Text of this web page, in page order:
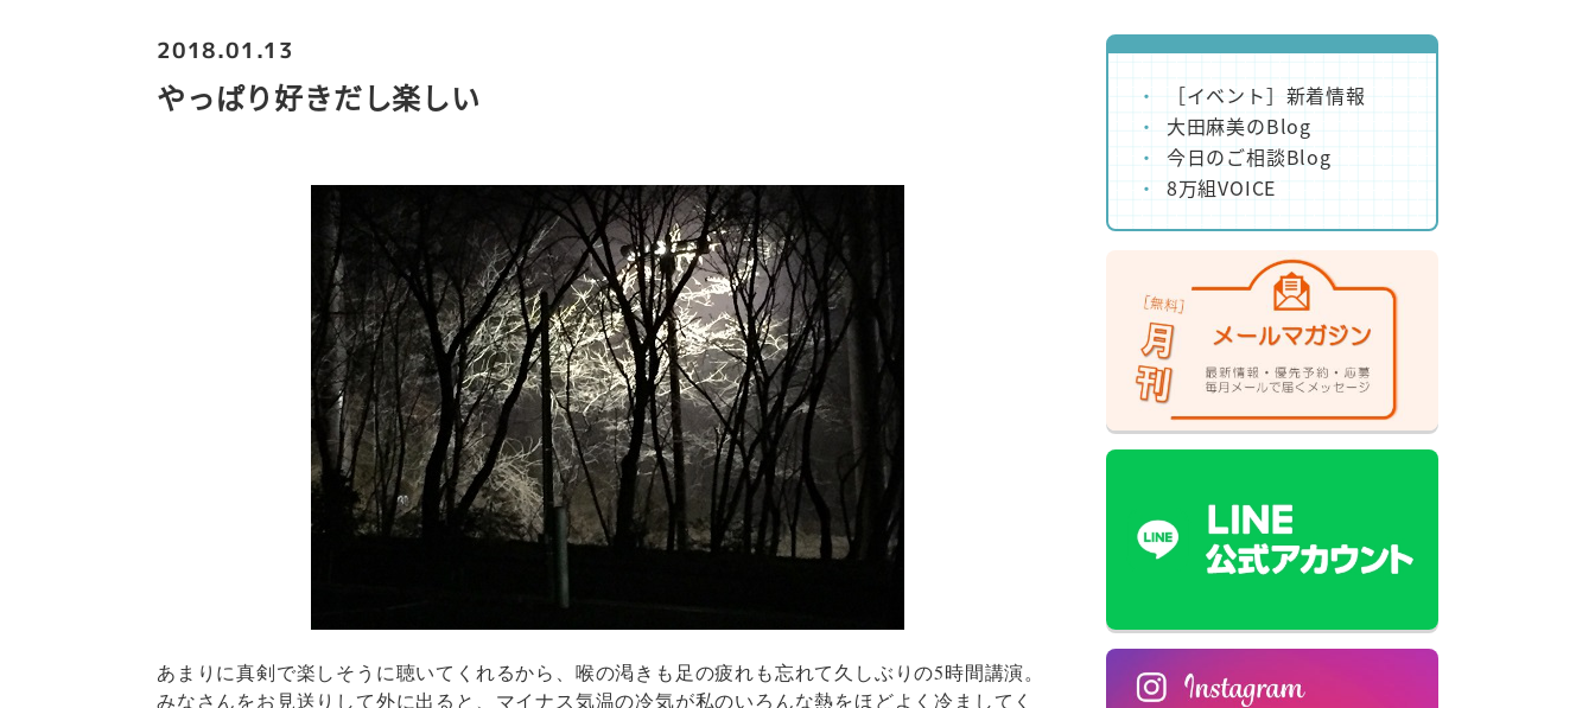
2018.01.13
やっぱり好きだし楽しい
あまりに真剣で楽しそうに聴いてくれるから、喉の渇きも足の疲れも忘れて久しぶりの5時間講演。
みなさんをお見送りして外に出ると、マイナス気温の冷気が私のいろんな熱をほどよく冷ましてく
［イベント］新着情報
大田麻美のBlog
今日のご相談Blog
8万組VOICE